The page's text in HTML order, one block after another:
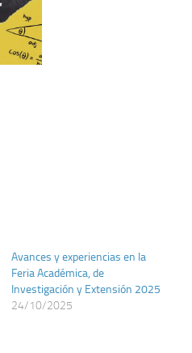
Avances y experiencias en la
Feria Académica, de
Investigación y Extensión 2025
24/10/2025